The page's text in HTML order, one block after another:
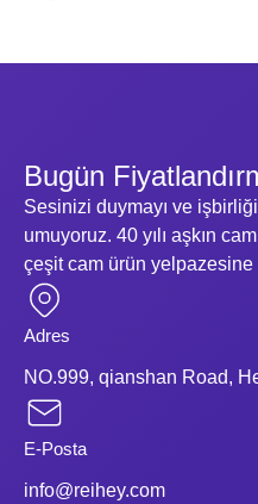
Bugün
Sesinizi duymayı ve
umuyoruz. 40 yılı aşkın
çeşit cam ürün yelpazesine
Adres
NO.999, qianshan Road,
E-Posta
info@reihey.com